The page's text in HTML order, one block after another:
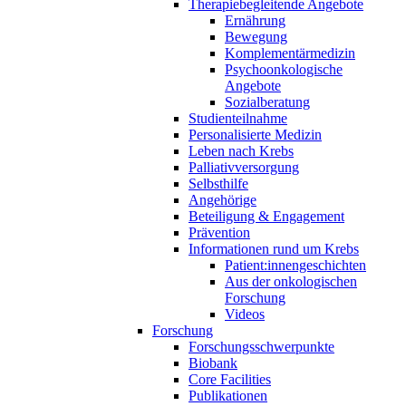
Therapiebegleitende Angebote
Ernährung
Bewegung
Komplementärmedizin
Psychoonkologische
Angebote
Sozialberatung
Studienteilnahme
Personalisierte Medizin
Leben nach Krebs
Palliativversorgung
Selbsthilfe
Angehörige
Beteiligung & Engagement
Prävention
Informationen rund um Krebs
Patient:innengeschichten
Aus der onkologischen
Forschung
Videos
Forschung
Forschungsschwerpunkte
Biobank
Core Facilities
Publikationen